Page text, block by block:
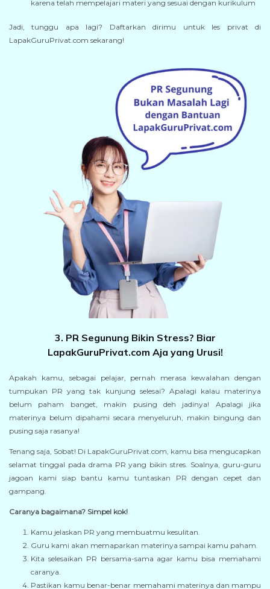
karena telah mempelajari materi yang sesuai dengan kurikulum
Jadi, tunggu apa lagi? Daftarkan dirimu untuk les privat di
LapakGuruPrivat.com sekarang!
3. PR Segunung Bikin Stress? Biar
LapakGuruPrivat.com Aja yang Urusi!
Apakah kamu, sebagai pelajar, pernah merasa kewalahan dengan
tumpukan PR yang tak kunjung selesai? Apalagi kalau materinya
belum paham banget, makin pusing deh jadinya! Apalagi jika
materinya belum dipahami secara menyeluruh, makin bingung dan
pusing saja rasanya!
Tenang saja, Sobat! Di LapakGuruPrivat.com, kamu bisa mengucapkan
selamat tinggal pada drama PR yang bikin stres. Soalnya, guru-guru
jagoan kami siap bantu kamu tuntaskan PR dengan cepet dan
gampang.
Caranya bagaimana? Simpel kok!
Kamu jelaskan PR yang membuatmu kesulitan.
Guru kami akan memaparkan materinya sampai kamu paham.
Kita selesaikan PR bersama-sama agar kamu bisa memahami
caranya.
Pastikan kamu benar-benar memahami materinya dan mampu